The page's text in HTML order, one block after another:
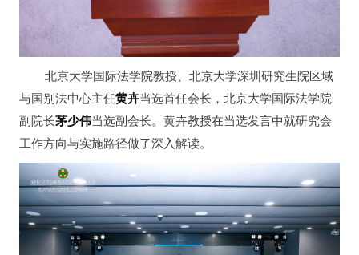
北京大学国际法学院教授、北京大学深圳研究生院区域
与国别法中心主任黄卉当选首任会长，北京大学国际法学院
副院长茅少伟当选副会长。黄卉教授在当选发言中就研究会
工作方向与实施路径做了深入解读。